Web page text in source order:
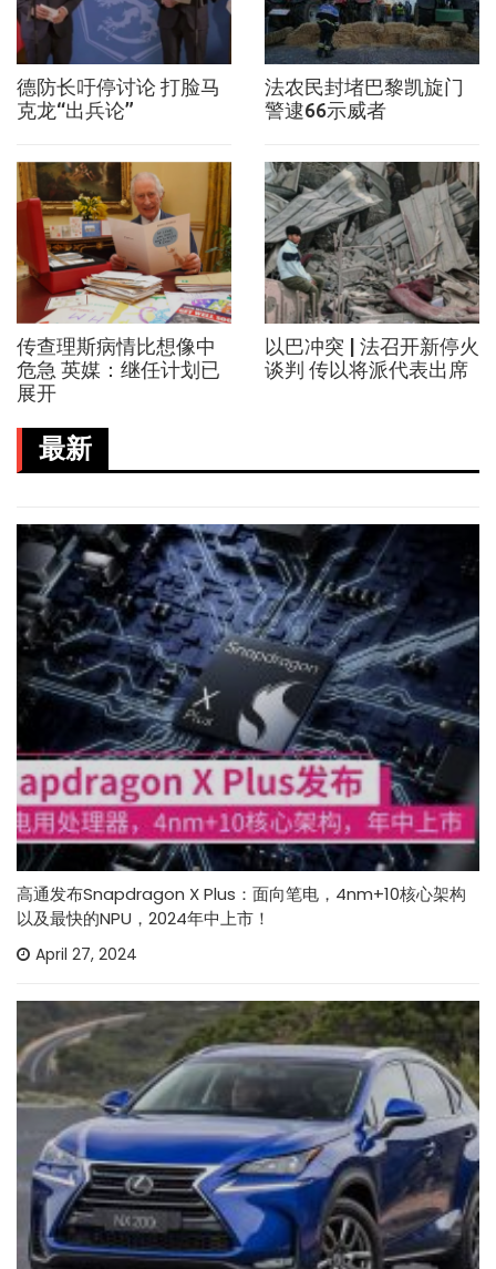
德防长吁停讨论 打脸马
克龙“出兵论”
法农民封堵巴黎凯旋门
警逮66示威者
传查理斯病情比想像中
危急 英媒：继任计划已
展开
以巴冲突 | 法召开新停火
谈判 传以将派代表出席
最新
高通发布Snapdragon X Plus：面向笔电，4nm+10核心架构
以及最快的NPU，2024年中上市！
April 27, 2024